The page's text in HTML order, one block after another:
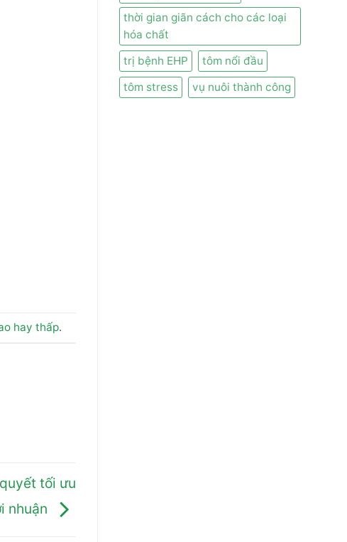
hay thấp.
tối ưu
nhuận
thời gian giãn cách cho các loại
hóa chất
trị bệnh EHP
tôm nổi đầu
tôm stress
vụ nuôi thành công